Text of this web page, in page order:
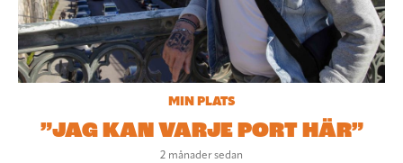
MIN PLATS
”JAG KAN VARJE PORT HÄR”
2 månader sedan